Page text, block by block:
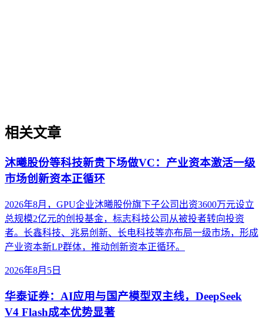
相关文章
沐曦股份等科技新贵下场做VC：产业资本激活一级
市场创新资本正循环
2026年8月，GPU企业沐曦股份旗下子公司出资3600万元设立
总规模2亿元的创投基金，标志科技公司从被投者转向投资
者。长鑫科技、兆易创新、长电科技等亦布局一级市场，形成
产业资本新LP群体，推动创新资本正循环。
2026年8月5日
华泰证券：AI应用与国产模型双主线，DeepSeek
V4 Flash成本优势显著